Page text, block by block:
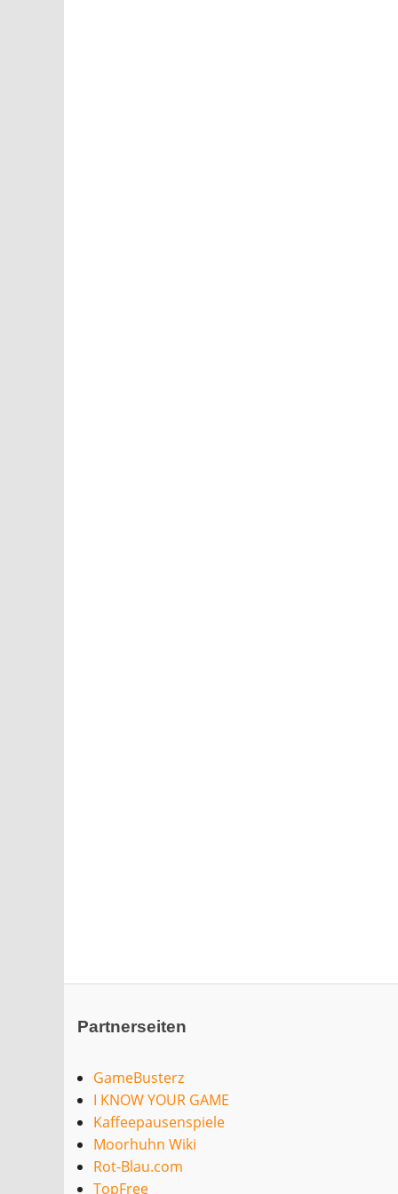
Partnerseiten
GameBusterz
I KNOW YOUR GAME
Kaffeepausenspiele
Moorhuhn Wiki
Rot-Blau.com
TopFree